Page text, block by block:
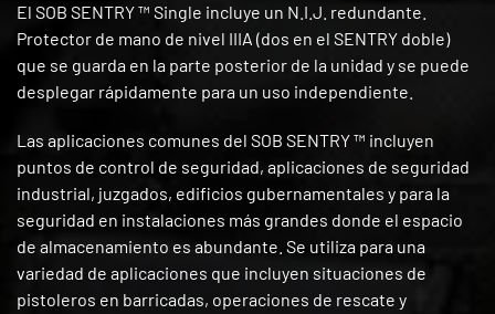
El SOB SENTRY ™ Single incluye un N.I.J. redundante.
Protector de mano de nivel IIIA (dos en el SENTRY doble)
que se guarda en la parte posterior de la unidad y se puede
desplegar rápidamente para un uso independiente.
Las aplicaciones comunes del SOB SENTRY ™ incluyen
puntos de control de seguridad, aplicaciones de seguridad
industrial, juzgados, edificios gubernamentales y para la
seguridad en instalaciones más grandes donde el espacio
de almacenamiento es abundante. Se utiliza para una
variedad de aplicaciones que incluyen situaciones de
pistoleros en barricadas, operaciones de rescate y